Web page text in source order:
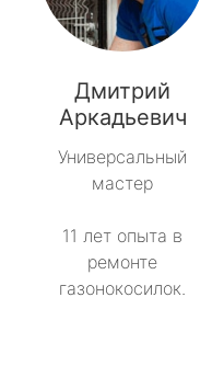
Дмитрий
Аркадьевич
Универсальный
мастер
11 лет опыта в
ремонте
газонокосилок.